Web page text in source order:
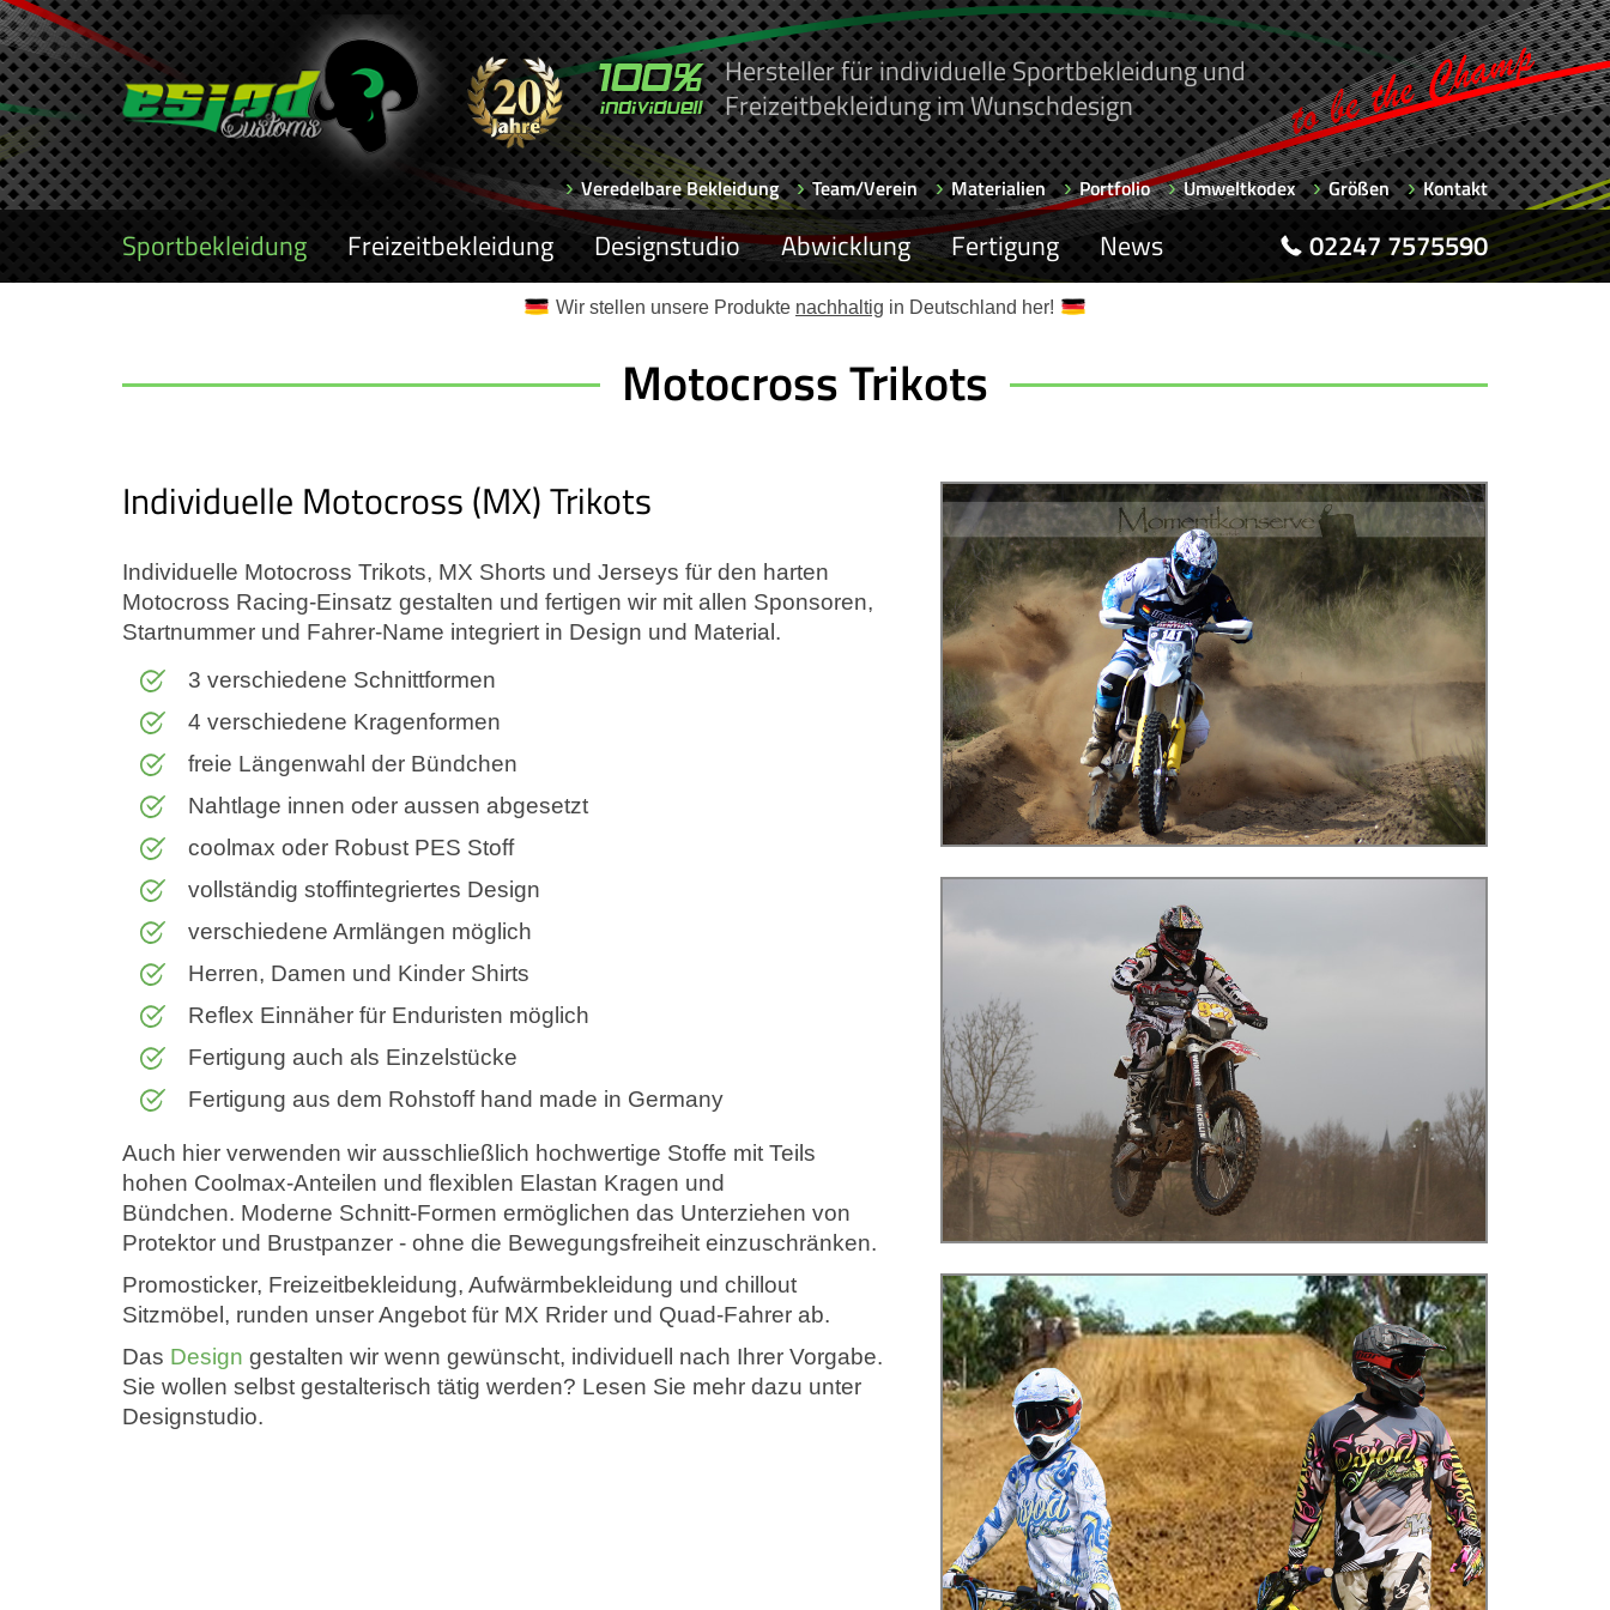
Hersteller für individuelle Sportbekleidung und
Freizeitbekleidung im Wunschdesign
Veredelbare Bekleidung Team/Verein Materialien Portfolio Umweltkodex Größen Kontakt
Sportbekleidung Freizeitbekleidung Designstudio Abwicklung Fertigung News 02247 7575590
Wir stellen unsere Produkte nachhaltig in Deutschland her!
Motocross Trikots
Individuelle Motocross (MX) Trikots
Individuelle Motocross Trikots, MX Shorts und Jerseys für den harten
Motocross Racing-Einsatz gestalten und fertigen wir mit allen Sponsoren,
Startnummer und Fahrer-Name integriert in Design und Material.
3 verschiedene Schnittformen
4 verschiedene Kragenformen
freie Längenwahl der Bündchen
Nahtlage innen oder aussen abgesetzt
coolmax oder Robust PES Stoff
vollständig stoffintegriertes Design
verschiedene Armlängen möglich
Herren, Damen und Kinder Shirts
Reflex Einnäher für Enduristen möglich
Fertigung auch als Einzelstücke
Fertigung aus dem Rohstoff hand made in Germany
Auch hier verwenden wir ausschließlich hochwertige Stoffe mit Teils
hohen Coolmax-Anteilen und flexiblen Elastan Kragen und
Bündchen. Moderne Schnitt-Formen ermöglichen das Unterziehen von
Protektor und Brustpanzer - ohne die Bewegungsfreiheit einzuschränken.
Promosticker, Freizeitbekleidung, Aufwärmbekleidung und chillout
Sitzmöbel, runden unser Angebot für MX Rrider und Quad-Fahrer ab.
Das Design gestalten wir wenn gewünscht, individuell nach Ihrer Vorgabe.
Sie wollen selbst gestalterisch tätig werden? Lesen Sie mehr dazu unter
Designstudio.